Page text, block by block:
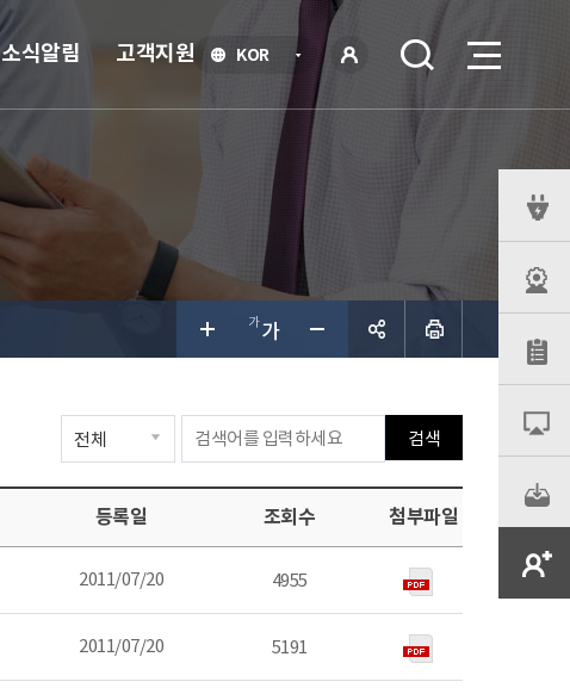
KOR언
열
기
그인
소식알림 고객지원
검색
등록일 조회수 첨부파일
2011/07/20 4955
2011/07/20 5191